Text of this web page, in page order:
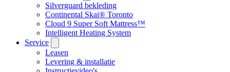
Silverguard bekleding
Continental Skai® Toronto
Cloud 9 Super Soft Mattress™
Intelligent Heating System
Service
Leasen
Levering & installatie